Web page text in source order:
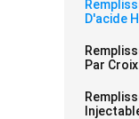
D'acide
Par Croix